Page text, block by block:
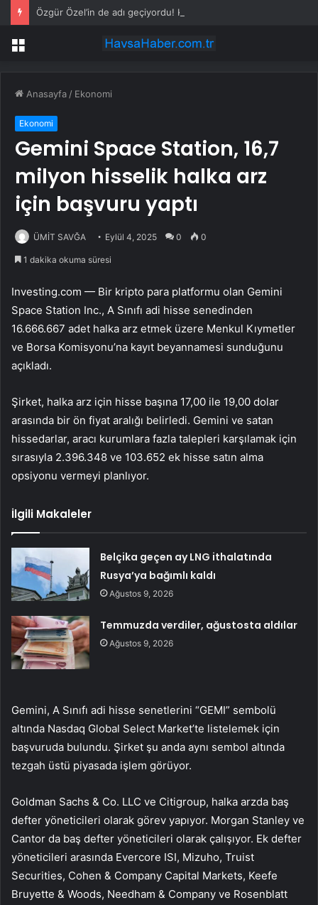
Menü
Anasayfa / Ekonomi
Ekonomi
Gemini Space Station, 16,7
milyon hisselik halka arz
için başvuru yaptı
ÜMİT SAVĞA Eylül 4, 2025 0 0
1 dakika okuma süresi
Investing.com — Bir kripto para platformu olan Gemini
Space Station Inc., A Sınıfı adi hisse senedinden
16.666.667 adet halka arz etmek üzere Menkul Kıymetler
ve Borsa Komisyonu’na kayıt beyannamesi sunduğunu
açıkladı.
Şirket, halka arz için hisse başına 17,00 ile 19,00 dolar
arasında bir ön fiyat aralığı belirledi. Gemini ve satan
hissedarlar, aracı kurumlara fazla talepleri karşılamak için
sırasıyla 2.396.348 ve 103.652 ek hisse satın alma
opsiyonu vermeyi planlıyor.
İlgili Makaleler
Belçika geçen ay LNG ithalatında
Rusya’ya bağımlı kaldı
Ağustos 9, 2026
Temmuzda verdiler, ağustosta aldılar
Ağustos 9, 2026
Gemini, A Sınıfı adi hisse senetlerini “GEMI” sembolü
altında Nasdaq Global Select Market’te listelemek için
başvuruda bulundu. Şirket şu anda aynı sembol altında
tezgah üstü piyasada işlem görüyor.
Goldman Sachs & Co. LLC ve Citigroup, halka arzda baş
defter yöneticileri olarak görev yapıyor. Morgan Stanley ve
Cantor da baş defter yöneticileri olarak çalışıyor. Ek defter
yöneticileri arasında Evercore ISI, Mizuho, Truist
Securities, Cohen & Company Capital Markets, Keefe
Bruyette & Woods, Needham & Company ve Rosenblatt